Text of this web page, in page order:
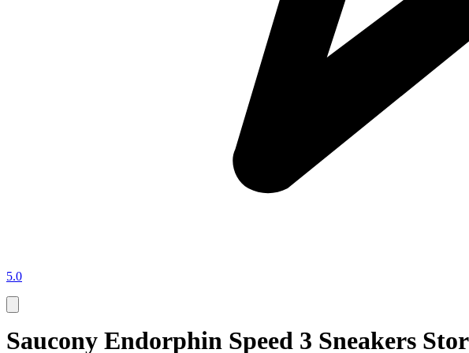
5.0
Saucony Endorphin Speed 3 Sneakers